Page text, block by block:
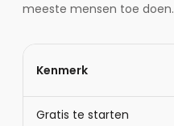
meeste mensen toe doen.
Kenmerk
Gratis te starten